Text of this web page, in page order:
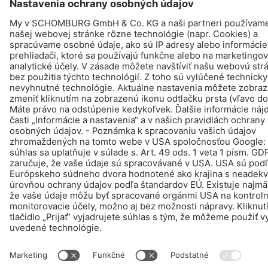
VYHĽADAŤ - PREDÁM - INFORMOVAŤ
© Schomburg.Tiráž|Informácie o ochrane osobných údajov pre návštevníkov webovej
stránky
Design & realizácia +| LOUIS INTERNET